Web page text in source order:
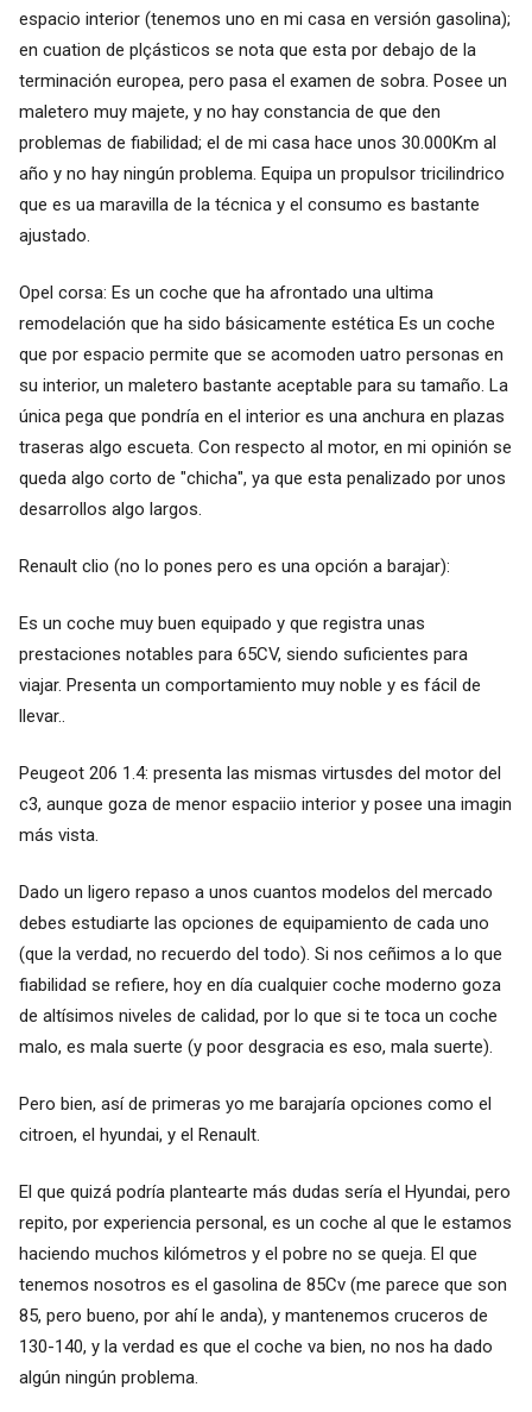
espacio interior (tenemos uno en mi casa en versión gasolina);
en cuation de plçásticos se nota que esta por debajo de la
terminación europea, pero pasa el examen de sobra. Posee un
maletero muy majete, y no hay constancia de que den
problemas de fiabilidad; el de mi casa hace unos 30.000Km al
año y no hay ningún problema. Equipa un propulsor tricilindrico
que es ua maravilla de la técnica y el consumo es bastante
ajustado.
Opel corsa: Es un coche que ha afrontado una ultima
remodelación que ha sido básicamente estética Es un coche
que por espacio permite que se acomoden uatro personas en
su interior, un maletero bastante aceptable para su tamaño. La
única pega que pondría en el interior es una anchura en plazas
traseras algo escueta. Con respecto al motor, en mi opinión se
queda algo corto de "chicha", ya que esta penalizado por unos
desarrollos algo largos.
Renault clio (no lo pones pero es una opción a barajar):
Es un coche muy buen equipado y que registra unas
prestaciones notables para 65CV, siendo suficientes para
viajar. Presenta un comportamiento muy noble y es fácil de
llevar..
Peugeot 206 1.4: presenta las mismas virtusdes del motor del
c3, aunque goza de menor espaciio interior y posee una imagin
más vista.
Dado un ligero repaso a unos cuantos modelos del mercado
debes estudiarte las opciones de equipamiento de cada uno
(que la verdad, no recuerdo del todo). Si nos ceñimos a lo que
fiabilidad se refiere, hoy en día cualquier coche moderno goza
de altísimos niveles de calidad, por lo que si te toca un coche
malo, es mala suerte (y poor desgracia es eso, mala suerte).
Pero bien, así de primeras yo me barajaría opciones como el
citroen, el hyundai, y el Renault.
El que quizá podría plantearte más dudas sería el Hyundai, pero
repito, por experiencia personal, es un coche al que le estamos
haciendo muchos kilómetros y el pobre no se queja. El que
tenemos nosotros es el gasolina de 85Cv (me parece que son
85, pero bueno, por ahí le anda), y mantenemos cruceros de
130-140, y la verdad es que el coche va bien, no nos ha dado
algún ningún problema.